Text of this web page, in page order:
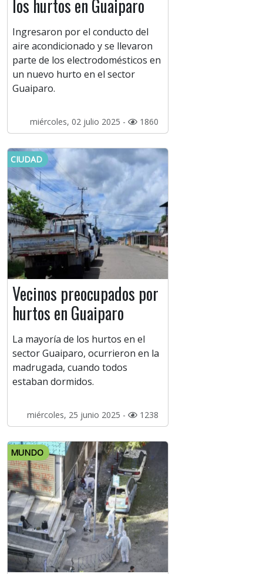
los hurtos en Guaiparo
Ingresaron por el conducto del
aire acondicionado y se llevaron
parte de los electrodomésticos en
un nuevo hurto en el sector
Guaiparo.
miércoles, 02 julio 2025 - 1860
CIUDAD
Vecinos preocupados por
hurtos en Guaiparo
La mayoría de los hurtos en el
sector Guaiparo, ocurrieron en la
madrugada, cuando todos
estaban dormidos.
miércoles, 25 junio 2025 - 1238
MUNDO